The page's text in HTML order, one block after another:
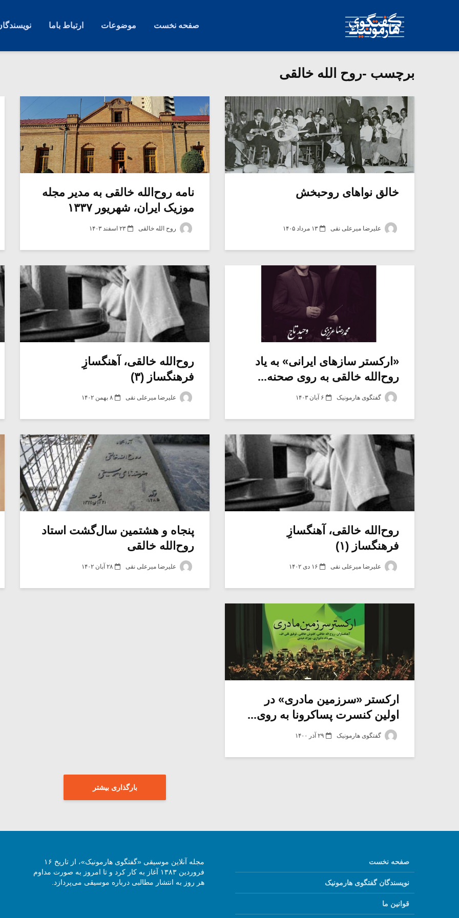
صفحه نخست موضوعات ارتباط باما
برچسب -روح الله خالقی
خالق نواهای روحبخش
علیرضا میرعلی نقی ۱۳ مرداد ۱۴۰۵
نامه روح‌الله خالقی به مدیر مجله
موزیک ایران، شهریور ۱۳۳۷
روح الله خالقی ۲۳ اسفند ۱۴۰۳
«ارکستر سازهای ایرانی» به یاد
روح‌الله خالقی به روی صحنه...
گفتگوی هارمونیک ۶ آبان ۱۴۰۳
روح‌الله خالقی، آهنگسازِِ
فرهنگساز (۳)
علیرضا میرعلی نقی ۸ بهمن ۱۴۰۲
روح‌الله خالقی، آهنگسازِِ
فرهنگساز (۱)
علیرضا میرعلی نقی ۱۶ دی ۱۴۰۲
پنجاه و هشتمین سال‌گشت استاد
روح‌الله خالقی
علیرضا میرعلی نقی ۲۸ آبان ۱۴۰۲
ارکستر «سرزمین مادری» در
اولین کنسرت پساکرونا به روی...
گفتگوی هارمونیک ۲۹ آذر ۱۴۰۰
بارگذاری بیشتر
صفحه نخست
نویسندگان گفتگوی هارمونیک
قوانین ما
مجله آنلاین موسیقی «گفتگوی هارمونیک»، از تاریخ ۱۶
فروردین ۱۳۸۳ آغاز به کار کرد و تا امروز به صورت مداوم
هر روز به انتشار مطالبی درباره موسیقی می‌پردازد.